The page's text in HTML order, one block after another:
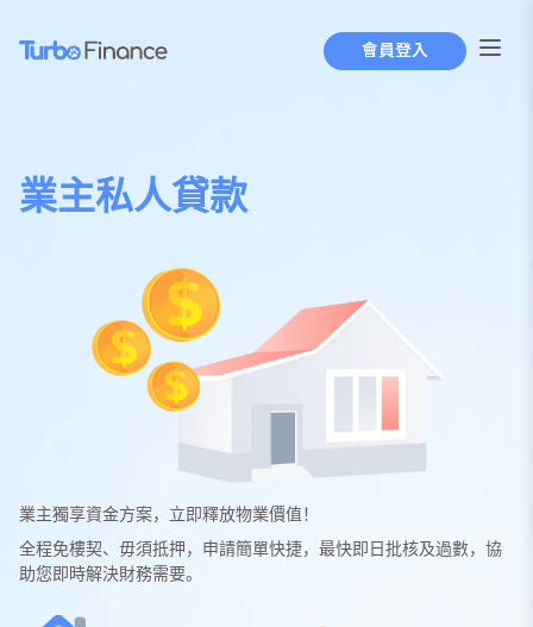
會員登入
業主私人貸款
業主獨享資金方案，立即釋放物業價值！
全程免樓契、毋須抵押，申請簡單快捷，最快即日批核及過數，協
助您即時解決財務需要。